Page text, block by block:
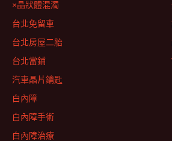
×晶狀體混濁
台北免留車
台北房屋二胎
台北當鋪
汽車晶片鑰匙
白內障
白內障手術
白內障治療